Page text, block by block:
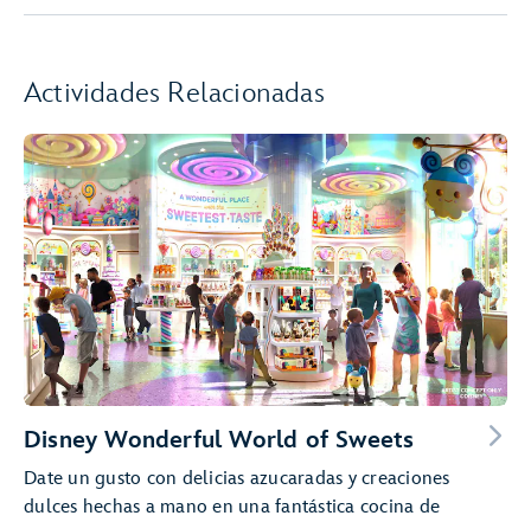
Actividades Relacionadas
Disney Wonderful World of Sweets
Date un gusto con delicias azucaradas y creaciones
dulces hechas a mano en una fantástica cocina de